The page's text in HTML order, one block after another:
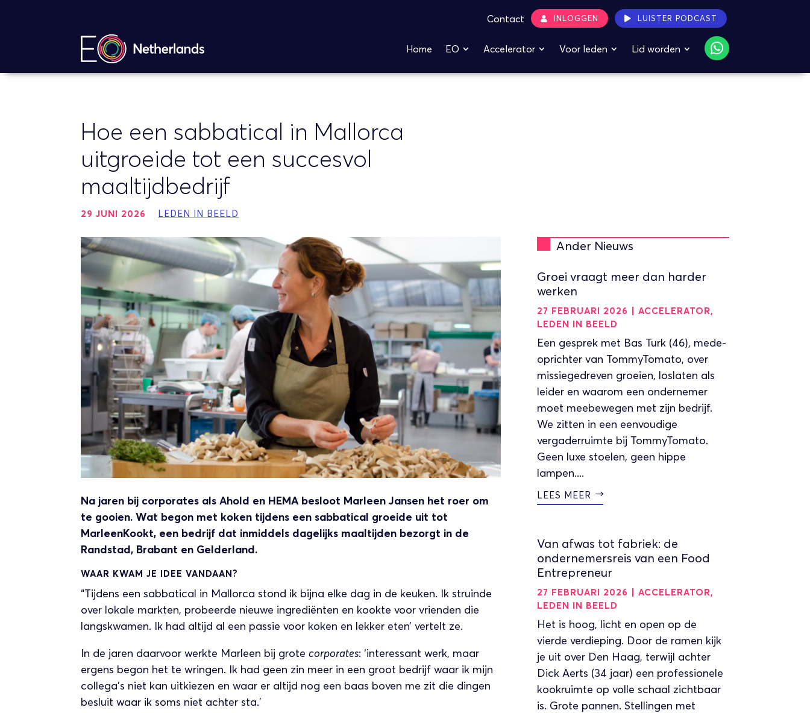
Contact INLOGGEN LUISTER PODCAST
Home EO Accelerator Voor leden Lid worden
Hoe een sabbatical in Mallorca
uitgroeide tot een succesvol
maaltijdbedrijf
29 JUNI 2026 LEDEN IN BEELD
Na jaren bij corporates als Ahold en HEMA besloot Marleen Jansen het roer om
te gooien. Wat begon met koken tijdens een sabbatical groeide uit tot
MarleenKookt, een bedrijf dat inmiddels dagelijks maaltijden bezorgt in de
Randstad, Brabant en Gelderland.
WAAR KWAM JE IDEE VANDAAN?
“Tijdens een sabbatical in Mallorca stond ik bijna elke dag in de keuken. Ik struinde
over lokale markten, probeerde nieuwe ingrediënten en kookte voor vrienden die
langskwamen. Ik had altijd al een passie voor koken en lekker eten’ vertelt ze.
In de jaren daarvoor werkte Marleen bij grotecorporates: ‘interessant werk, maar
ergens begon het te wringen. Ik had geen zin meer in een groot bedrijf waar ik mijn
collega’s niet kan uitkiezen en waar er altijd nog een baas boven me zit die dingen
besluit waar ik soms niet achter sta.’
Ander Nieuws
Groei vraagt meer dan harder
werken
27 FEBRUARI 2026 | ACCELERATOR,
LEDEN IN BEELD
Een gesprek met Bas Turk (46), mede-
oprichter van TommyTomato, over
missiegedreven groeien, loslaten als
leider en waarom een ondernemer
moet meebewegen met zijn bedrijf.
We zitten in een eenvoudige
vergaderruimte bij TommyTomato.
Geen luxe stoelen, geen hippe
lampen....
LEES MEER
Van afwas tot fabriek: de
ondernemersreis van een Food
Entrepreneur
27 FEBRUARI 2026 | ACCELERATOR,
LEDEN IN BEELD
Het is hoog, licht en open op de
vierde verdieping. Door de ramen kijk
je uit over Den Haag, terwijl achter
Dick Aerts (34 jaar) een professionele
kookruimte op volle schaal zichtbaar
is. Grote pannen. Stellingen met